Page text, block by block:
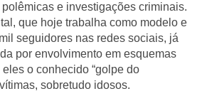
e investigações criminais.
que hoje trabalha como modelo e
seguidores nas redes sociais, já
por envolvimento em esquemas
o conhecido “golpe do
sobretudo idosos.